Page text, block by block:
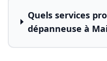
Quels services
dépanneuse à